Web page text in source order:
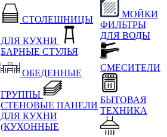
СТОЛЕШНИЦЫ
ДЛЯ КУХНИ
БАРНЫЕ СТУЛЬЯ
ОБЕДЕННЫЕ
ГРУППЫ
СТЕНОВЫЕ ПАНЕЛИ
ДЛЯ КУХНИ
(КУХОННЫЕ
МОЙКИ
ФИЛЬТРЫ
ДЛЯ ВОДЫ
СМЕСИТЕЛИ
БЫТОВАЯ
ТЕХНИКА